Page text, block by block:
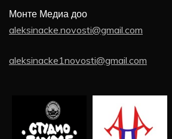
Монте Медиа доо
aleksinacke.novosti@gmail.com
aleksinacke1novosti@gmail.com